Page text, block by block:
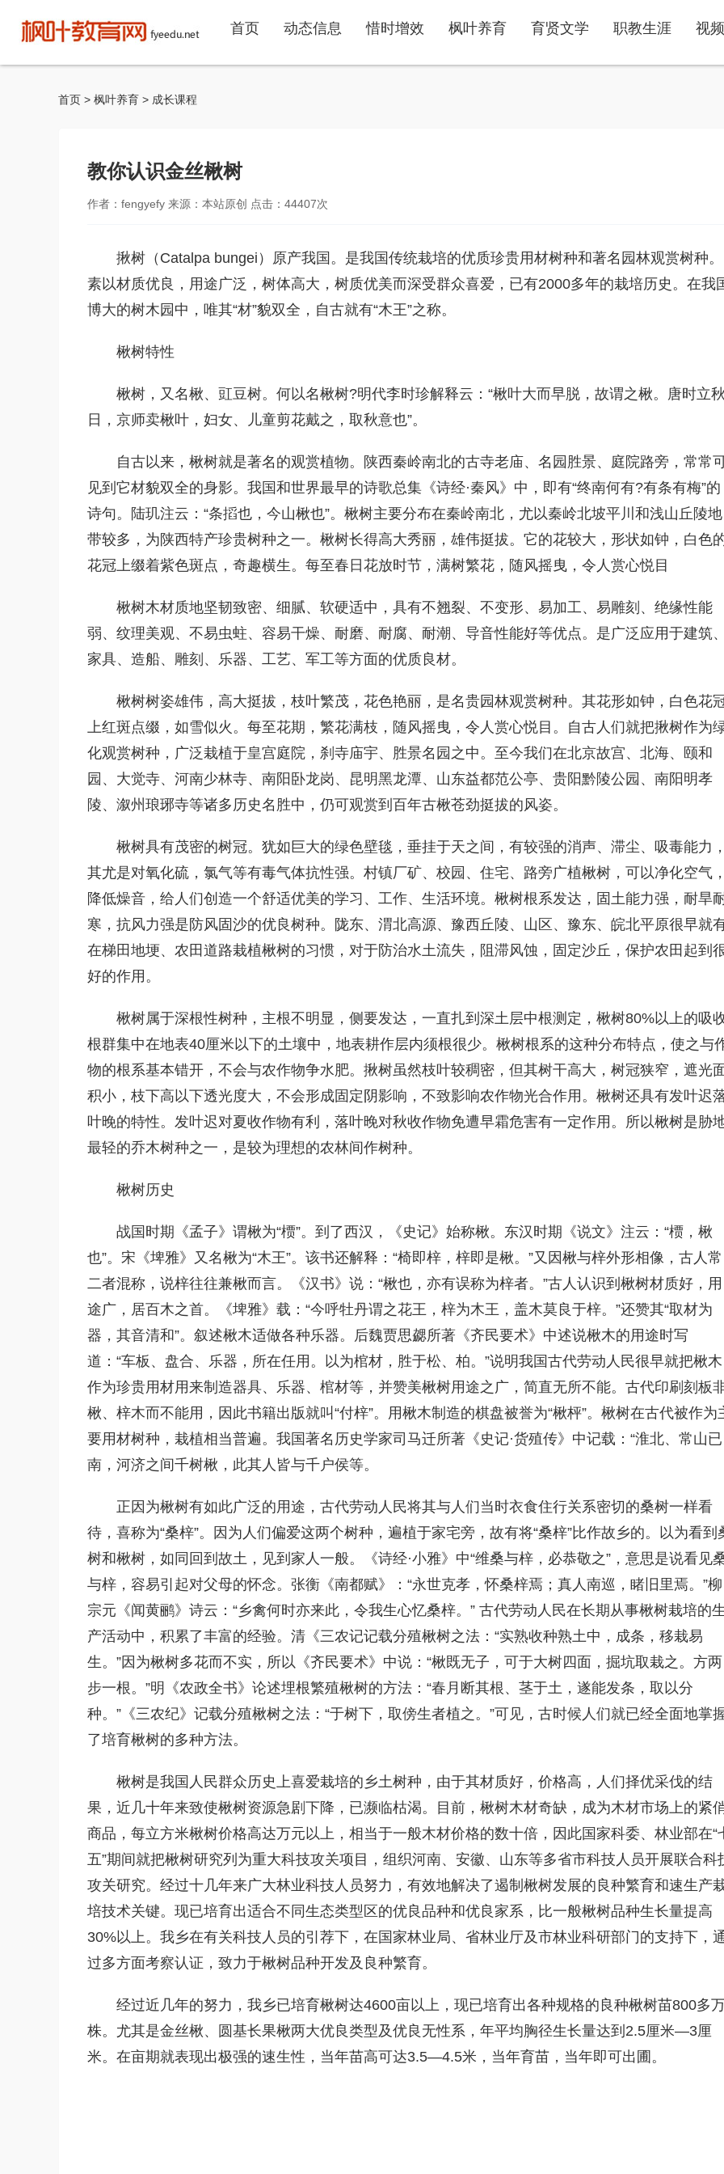
首页 动态信息 惜时增效 枫叶养育 育贤文学 职教生涯 视
首页 > 枫叶养育 > 成长课程
教你认识金丝楸树
作者：fengyefy 来源：本站原创 点击： 44407次
揪树（Catalpa bungei）原产我国。是我国传统栽培的优质珍贵用材树种和著名园林观赏树种。
素以材质优良，用途广泛，树体高大，树质优美而深受群众喜爱，已有2000多年的栽培历史。在我
博大的树木园中，唯其“材”貌双全，自古就有“木王”之称。
楸树特性
楸树，又名楸、豇豆树。何以名楸树?明代李时珍解释云：“楸叶大而早脱，故谓之楸。唐时立秋
日，京师卖楸叶，妇女、儿童剪花戴之，取秋意也”。
自古以来，楸树就是著名的观赏植物。陕西秦岭南北的古寺老庙、名园胜景、庭院路旁，常常
见到它材貌双全的身影。我国和世界最早的诗歌总集《诗经·秦风》中，即有“终南何有?有条有梅”的
诗句。陆玑注云：“条搯也，今山楸也”。楸树主要分布在秦岭南北，尤以秦岭北坡平川和浅山丘陵地
带较多，为陕西特产珍贵树种之一。楸树长得高大秀丽，雄伟挺拔。它的花较大，形状如钟，白色
花冠上缀着紫色斑点，奇趣横生。每至春日花放时节，满树繁花，随风摇曳，令人赏心悦目
楸树木材质地坚韧致密、细腻、软硬适中，具有不翘裂、不变形、易加工、易雕刻、绝缘性能
弱、纹理美观、不易虫蛀、容易干燥、耐磨、耐腐、耐潮、导音性能好等优点。是广泛应用于建筑、
家具、造船、雕刻、乐器、工艺、军工等方面的优质良材。
楸树树姿雄伟，高大挺拔，枝叶繁茂，花色艳丽，是名贵园林观赏树种。其花形如钟，白色花
上红斑点缀，如雪似火。每至花期，繁花满枝，随风摇曳，令人赏心悦目。自古人们就把揪树作为
化观赏树种，广泛栽植于皇宫庭院，刹寺庙宇、胜景名园之中。至今我们在北京故宫、北海、颐和
园、大觉寺、河南少林寺、南阳卧龙岗、昆明黑龙潭、山东益都范公亭、贵阳黔陵公园、南阳明孝
陵、溆州琅琊寺等诸多历史名胜中，仍可观赏到百年古楸苍劲挺拔的风姿。
楸树具有茂密的树冠。犹如巨大的绿色壁毯，垂挂于天之间，有较强的消声、滞尘、吸毒能力，
其尤是对氧化硫，氯气等有毒气体抗性强。村镇厂矿、校园、住宅、路旁广植楸树，可以净化空气，
降低燥音，给人们创造一个舒适优美的学习、工作、生活环境。楸树根系发达，固土能力强，耐旱
寒，抗风力强是防风固沙的优良树种。陇东、渭北高源、豫西丘陵、山区、豫东、皖北平原很早就
在梯田地埂、农田道路栽植楸树的习惯，对于防治水土流失，阻滞风蚀，固定沙丘，保护农田起到
好的作用。
楸树属于深根性树种，主根不明显，侧要发达，一直扎到深土层中根测定，楸树80%以上的吸
根群集中在地表40厘米以下的土壤中，地表耕作层内须根很少。楸树根系的这种分布特点，使之与
物的根系基本错开，不会与农作物争水肥。揪树虽然枝叶较稠密，但其树干高大，树冠狭窄，遮光
积小，枝下高以下透光度大，不会形成固定阴影响，不致影响农作物光合作用。楸树还具有发叶迟
叶晚的特性。发叶迟对夏收作物有利，落叶晚对秋收作物免遭早霜危害有一定作用。所以楸树是胁
最轻的乔木树种之一，是较为理想的农林间作树种。
楸树历史
战国时期《孟子》谓楸为“槚”。到了西汉，《史记》始称楸。东汉时期《说文》注云：“槚，楸
也”。宋《埤雅》又名楸为“木王”。该书还解释：“椅即梓，梓即是楸。”又因楸与梓外形相像，古人常
二者混称，说梓往往兼楸而言。《汉书》说：“楸也，亦有误称为梓者。”古人认识到楸树材质好，用
途广，居百木之首。《埤雅》载：“今呼牡丹谓之花王，梓为木王，盖木莫良于梓。”还赞其“取材为
器，其音清和”。叙述楸木适做各种乐器。后魏贾思勰所著《齐民要术》中述说楸木的用途时写
道：“车板、盘合、乐器，所在任用。以为棺材，胜于松、柏。”说明我国古代劳动人民很早就把楸木
作为珍贵用材用来制造器具、乐器、棺材等，并赞美楸树用途之广，简直无所不能。古代印刷刻板
楸、梓木而不能用，因此书籍出版就叫“付梓”。用楸木制造的棋盘被誉为“楸枰”。楸树在古代被作为
要用材树种，栽植相当普遍。我国著名历史学家司马迁所著《史记·货殖传》中记载：“淮北、常山已
南，河济之间千树楸，此其人皆与千户侯等。
正因为楸树有如此广泛的用途，古代劳动人民将其与人们当时衣食住行关系密切的桑树一样看
待，喜称为“桑梓”。因为人们偏爱这两个树种，遍植于家宅旁，故有将“桑梓”比作故乡的。以为看到
树和楸树，如同回到故土，见到家人一般。《诗经·小雅》中“维桑与梓，必恭敬之”，意思是说看见
与梓，容易引起对父母的怀念。张衡《南都赋》：“永世克孝，怀桑梓焉；真人南巡，睹旧里焉。”柳
宗元《闻黄鹂》诗云：“乡禽何时亦来此，令我生心忆桑梓。” 古代劳动人民在长期从事楸树栽培的生
产活动中，积累了丰富的经验。清《三农记记载分殖楸树之法：“实熟收种熟土中，成条，移栽易
生。”因为楸树多花而不实，所以《齐民要术》中说：“楸既无子，可于大树四面，掘坑取栽之。方两
步一根。”明《农政全书》论述埋根繁殖楸树的方法：“春月断其根、茎于土，遂能发条，取以分
种。”《三农纪》记载分殖楸树之法：“于树下，取傍生者植之。”可见，古时候人们就已经全面地掌
了培育楸树的多种方法。
楸树是我国人民群众历史上喜爱栽培的乡土树种，由于其材质好，价格高，人们择优采伐的结
果，近几十年来致使楸树资源急剧下降，已濒临枯渴。目前，楸树木材奇缺，成为木材市场上的紧
商品，每立方米楸树价格高达万元以上，相当于一般木材价格的数十倍，因此国家科委、林业部在“
五”期间就把楸树研究列为重大科技攻关项目，组织河南、安徽、山东等多省市科技人员开展联合科
攻关研究。经过十几年来广大林业科技人员努力，有效地解决了遏制楸树发展的良种繁育和速生产
培技术关键。现已培育出适合不同生态类型区的优良品种和优良家系，比一般楸树品种生长量提高
30%以上。我乡在有关科技人员的引荐下，在国家林业局、省林业厅及市林业科研部门的支持下，
过多方面考察认证，致力于楸树品种开发及良种繁育。
经过近几年的努力，我乡已培育楸树达4600亩以上，现已培育出各种规格的良种楸树苗800多
株。尤其是金丝楸、圆基长果楸两大优良类型及优良无性系，年平均胸径生长量达到2.5厘米—3厘
米。在亩期就表现出极强的速生性，当年苗高可达3.5—4.5米，当年育苗，当年即可出圃。